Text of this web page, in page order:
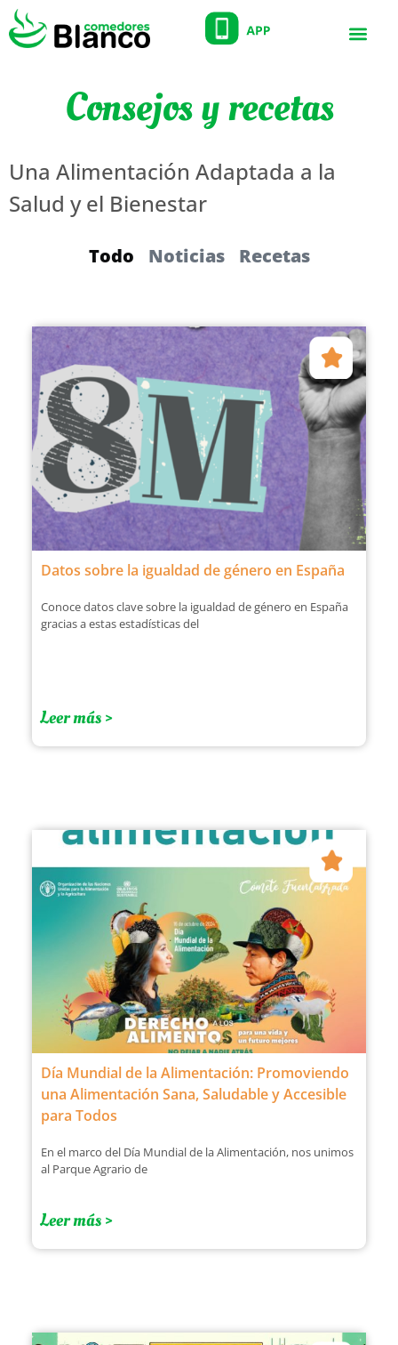
Consejos y recetas
Una Alimentación Adaptada a la
Salud y el Bienestar
Noticias Recetas
Todo
Datos sobre la igualdad de género en España
Conoce datos clave sobre la igualdad de género en España
gracias a estas estadísticas del
Leer más >
Día Mundial de la Alimentación: Promoviendo
una Alimentación Sana, Saludable y Accesible
para Todos
En el marco del Día Mundial de la Alimentación, nos unimos
al Parque Agrario de
Leer más >